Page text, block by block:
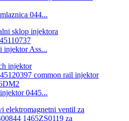
044...
injektor Ass...
0445...